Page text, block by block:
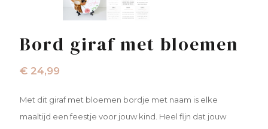
Bord giraf met bloemen
€ 24,99
Met dit giraf met bloemen bordje met naam is elke
maaltijd een feestje voor jouw kind. Heel fijn dat jouw